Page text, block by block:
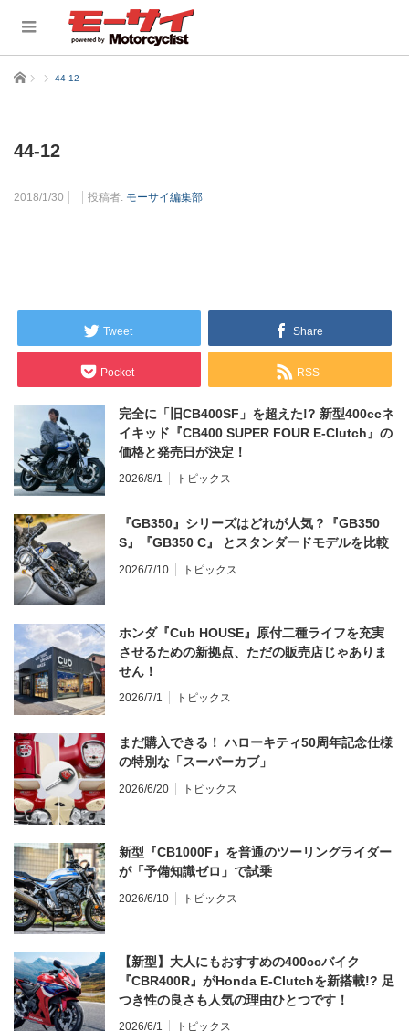
ホーム 44-12
44-12
2018/1/30 投稿者: モーサイ編集部
Tweet Share
Pocket RSS
完全に「旧CB400SF」を超えた!? 新型400ccネ
イキッド『CB400 SUPER FOUR E-Clutch』の
価格と発売日が決定！
2026/8/1 トピックス
『GB350』シリーズはどれが人気？『GB350
S』『GB350 C』 とスタンダードモデルを比較
2026/7/10 トピックス
ホンダ『Cub HOUSE』原付二種ライフを充実
させるための新拠点、ただの販売店じゃありま
せん！
2026/7/1 トピックス
まだ購入できる！ ハローキティ50周年記念仕様
の特別な「スーパーカブ」
2026/6/20 トピックス
新型『CB1000F』を普通のツーリングライダー
が「予備知識ゼロ」で試乗
2026/6/10 トピックス
【新型】大人にもおすすめの400ccバイク
『CBR400R』がHonda E-Clutchを新搭載!? 足
つき性の良さも人気の理由ひとつです！
2026/6/1 トピックス